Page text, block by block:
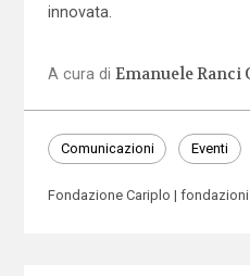
innovata.
A cura di Emanuele Ranci
Comunicazioni Eventi
Fondazione Cariplo